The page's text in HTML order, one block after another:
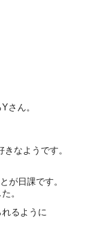
さん。
なようです。
が日課です。
。
るように